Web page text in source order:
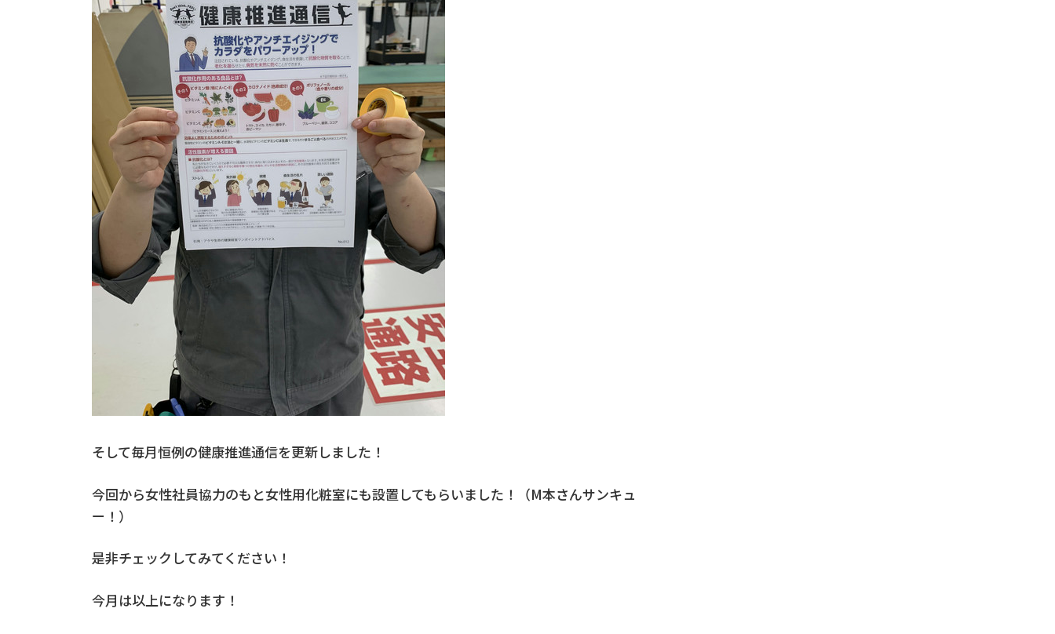
そして毎月恒例の健康推進通信を更新しました！
今回から女性社員協力のもと女性用化粧室にも設置してもらいました！（M本さんサンキュ
ー！）
是非チェックしてみてください！
今月は以上になります！